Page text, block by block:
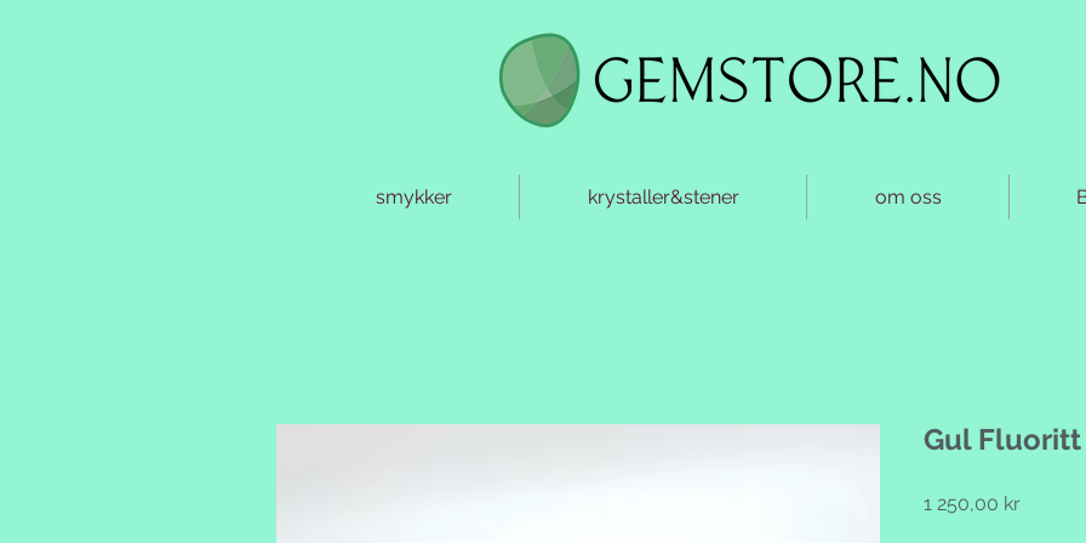
smykker krystaller&stener om oss
Gul Fluoritt
1 250,00 krPris